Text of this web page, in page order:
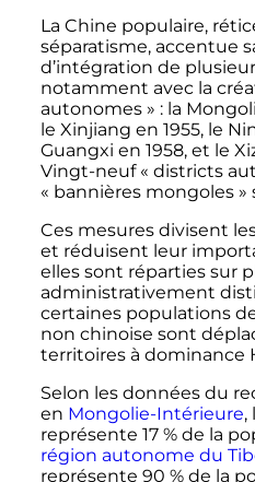
La Chine populaire,
séparatisme, accentue
d’intégration de
notamment avec la
autonomes » : la
le Xinjiang en 1955, le
Guangxi en 1958, et le
Vingt-neuf « districts
« bannières mongoles »
Ces mesures divisent
et réduisent leur
elles sont réparties sur
administrativement
certaines populations
non chinoise sont
territoires à dominance
Selon les données du
en Mongolie-Intérieure,
représente 17 % de la
région autonome du
représente 90 % de la